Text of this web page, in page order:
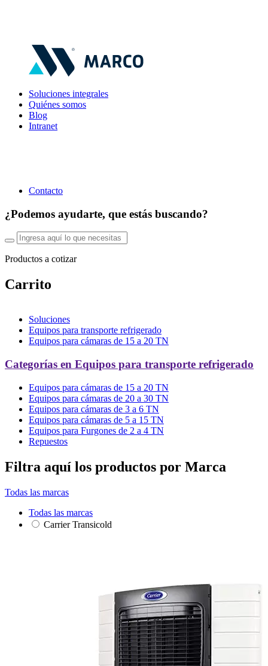
Soluciones integrales
Quiénes somos
Blog
Intranet
Contacto
¿Podemos ayudarte, que estás buscando?
Productos a cotizar
Carrito
Soluciones
Equipos para transporte refrigerado
Equipos para cámaras de 15 a 20 TN
Categorías en Equipos para transporte refrigerado
Equipos para cámaras de 15 a 20 TN
Equipos para cámaras de 20 a 30 TN
Equipos para cámaras de 3 a 6 TN
Equipos para cámaras de 5 a 15 TN
Equipos para Furgones de 2 a 4 TN
Repuestos
Filtra aquí los productos por Marca
Todas las marcas
Todas las marcas
Carrier Transicold